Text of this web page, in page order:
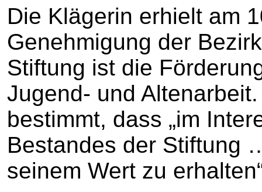
Die Klägerin erhielt am
Genehmigung der
Stiftung ist die
Jugend- und
bestimmt, dass „im
Bestandes der Stiftung
seinem Wert zu